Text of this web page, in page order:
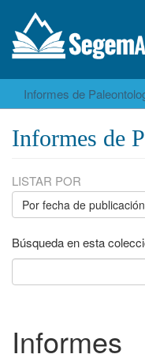
Informes de
Informes de
LISTAR POR
Por fecha de publicación
Búsqueda en esta